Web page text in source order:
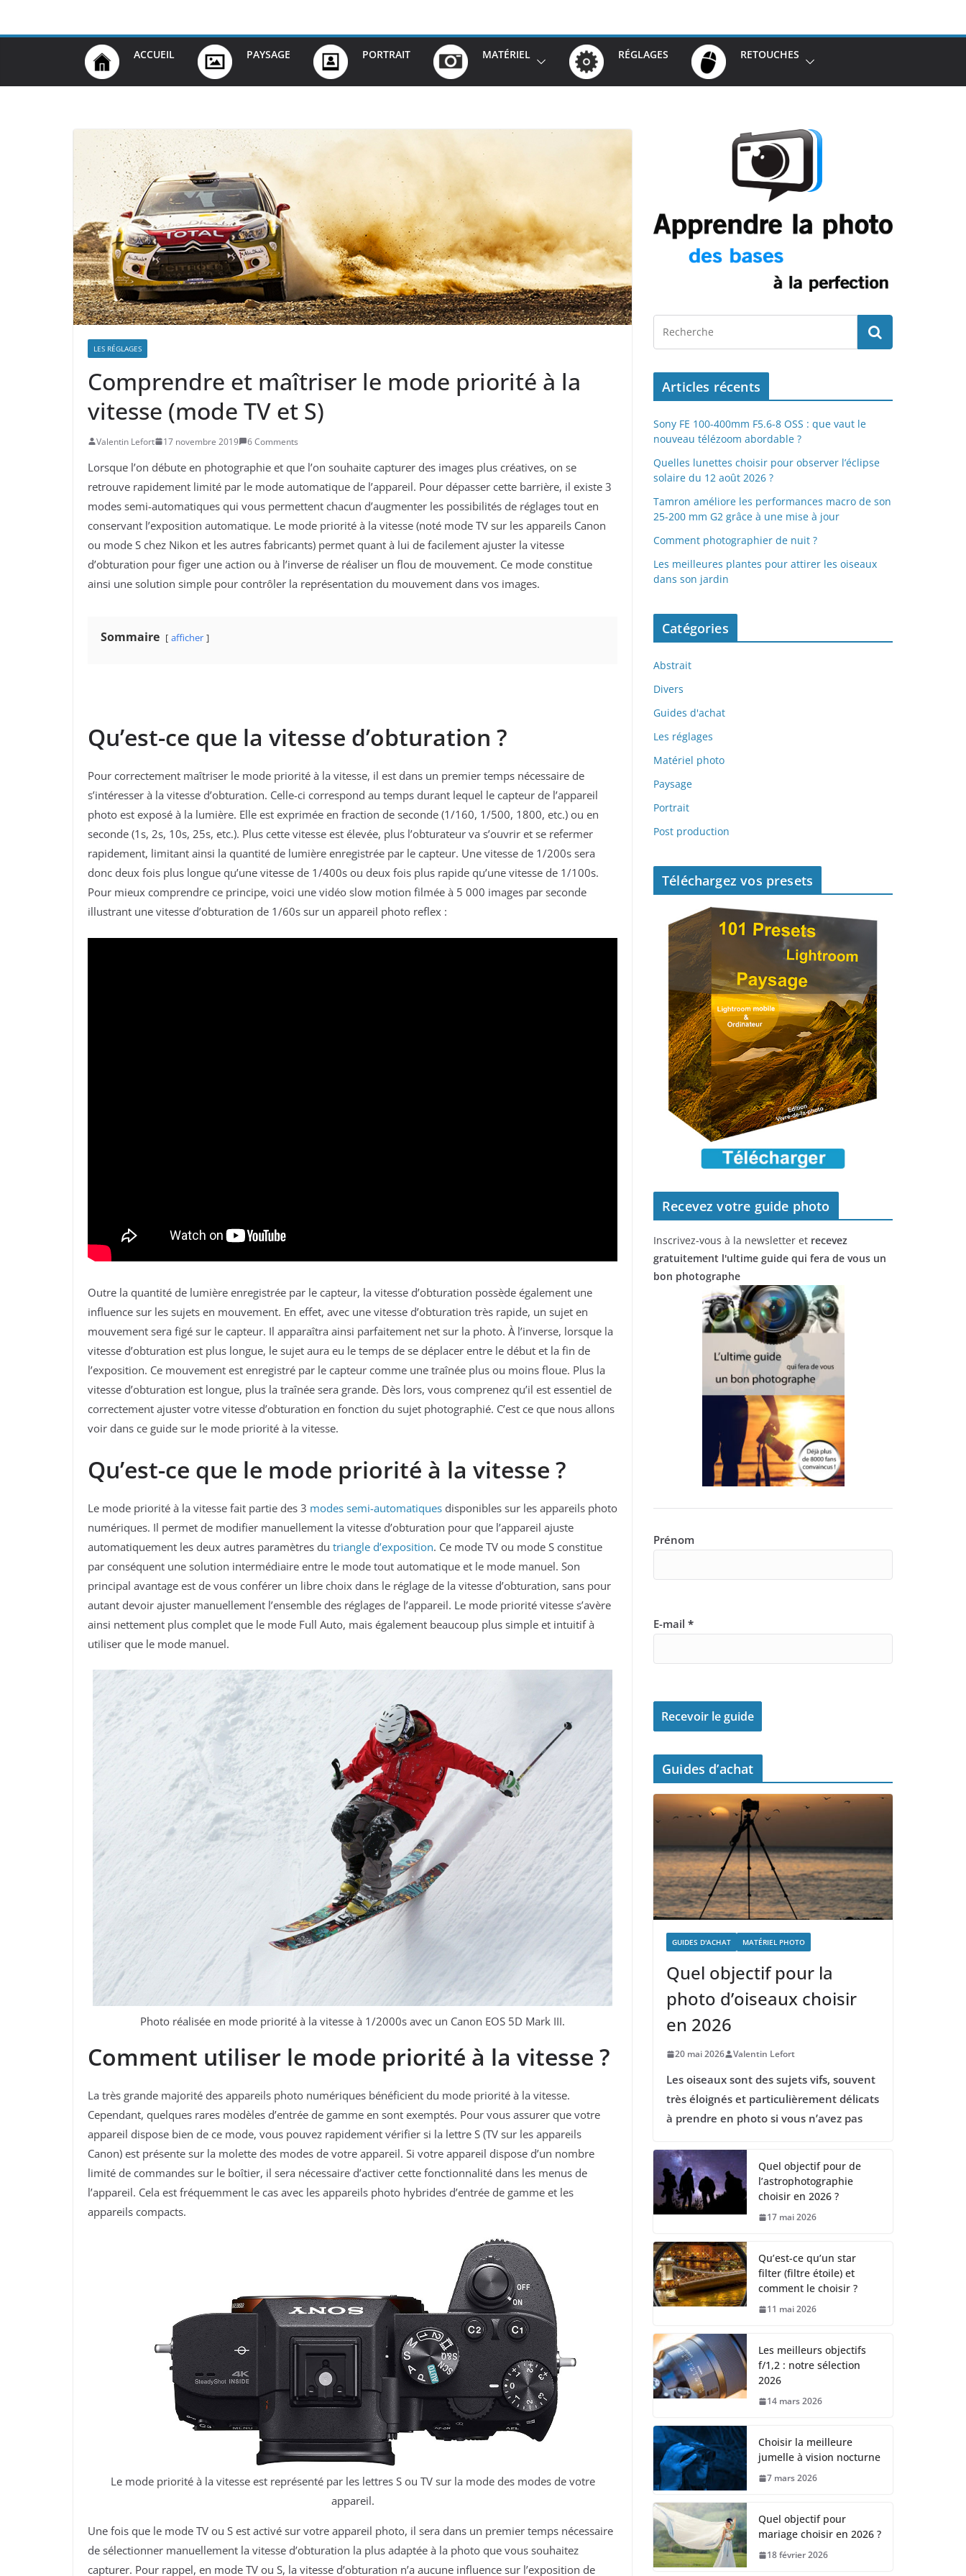
ACCUEIL PAYSAGE PORTRAIT MATÉRIEL RÉGLAGES RETOUCHES
LES RÉGLAGES
Comprendre et maîtriser le mode priorité à la
vitesse (mode TV et S)
Valentin Lefort 17 novembre 2019 6 Comments
Lorsque l’on débute en photographie et que l’on souhaite capturer des images plus créatives, on se
retrouve rapidement limité par le mode automatique de l’appareil. Pour dépasser cette barrière, il existe 3
modes semi-automatiques qui vous permettent chacun d’augmenter les possibilités de réglages tout en
conservant l’exposition automatique. Le mode priorité à la vitesse (noté mode TV sur les appareils Canon
ou mode S chez Nikon et les autres fabricants) permet quant à lui de facilement ajuster la vitesse
d’obturation pour figer une action ou à l’inverse de réaliser un flou de mouvement. Ce mode constitue
ainsi une solution simple pour contrôler la représentation du mouvement dans vos images.
Sommaire afficher
Qu’est-ce que la vitesse d’obturation ?
Pour correctement maîtriser le mode priorité à la vitesse, il est dans un premier temps nécessaire de
s’intéresser à la vitesse d’obturation. Celle-ci correspond au temps durant lequel le capteur de l’appareil
photo est exposé à la lumière. Elle est exprimée en fraction de seconde (1/160, 1/500, 1800, etc.) ou en
seconde (1s, 2s, 10s, 25s, etc.). Plus cette vitesse est élevée, plus l’obturateur va s’ouvrir et se refermer
rapidement, limitant ainsi la quantité de lumière enregistrée par le capteur. Une vitesse de 1/200s sera
donc deux fois plus longue qu’une vitesse de 1/400s ou deux fois plus rapide qu’une vitesse de 1/100s.
Pour mieux comprendre ce principe, voici une vidéo slow motion filmée à 5 000 images par seconde
illustrant une vitesse d’obturation de 1/60s sur un appareil photo reflex :
Outre la quantité de lumière enregistrée par le capteur, la vitesse d’obturation possède également une
influence sur les sujets en mouvement. En effet, avec une vitesse d’obturation très rapide, un sujet en
mouvement sera figé sur le capteur. Il apparaîtra ainsi parfaitement net sur la photo. À l’inverse, lorsque la
vitesse d’obturation est plus longue, le sujet aura eu le temps de se déplacer entre le début et la fin de
l’exposition. Ce mouvement est enregistré par le capteur comme une traînée plus ou moins floue. Plus la
vitesse d’obturation est longue, plus la traînée sera grande. Dès lors, vous comprenez qu’il est essentiel de
correctement ajuster votre vitesse d’obturation en fonction du sujet photographié. C’est ce que nous allons
voir dans ce guide sur le mode priorité à la vitesse.
Qu’est-ce que le mode priorité à la vitesse ?
Le mode priorité à la vitesse fait partie des 3 modes semi-automatiques disponibles sur les appareils photo
numériques. Il permet de modifier manuellement la vitesse d’obturation pour que l’appareil ajuste
automatiquement les deux autres paramètres du triangle d’exposition. Ce mode TV ou mode S constitue
par conséquent une solution intermédiaire entre le mode tout automatique et le mode manuel. Son
principal avantage est de vous conférer un libre choix dans le réglage de la vitesse d’obturation, sans pour
autant devoir ajuster manuellement l’ensemble des réglages de l’appareil. Le mode priorité vitesse s’avère
ainsi nettement plus complet que le mode Full Auto, mais également beaucoup plus simple et intuitif à
utiliser que le mode manuel.
Photo réalisée en mode priorité à la vitesse à 1/2000s avec un Canon EOS 5D Mark III.
Comment utiliser le mode priorité à la vitesse ?
La très grande majorité des appareils photo numériques bénéficient du mode priorité à la vitesse.
Cependant, quelques rares modèles d’entrée de gamme en sont exemptés. Pour vous assurer que votre
appareil dispose bien de ce mode, vous pouvez rapidement vérifier si la lettre S (TV sur les appareils
Canon) est présente sur la molette des modes de votre appareil. Si votre appareil dispose d’un nombre
limité de commandes sur le boîtier, il sera nécessaire d’activer cette fonctionnalité dans les menus de
l’appareil. Cela est fréquemment le cas avec les appareils photo hybrides d’entrée de gamme et les
appareils compacts.
Le mode priorité à la vitesse est représenté par les lettres S ou TV sur la mode des modes de votre
appareil.
Une fois que le mode TV ou S est activé sur votre appareil photo, il sera dans un premier temps nécessaire
de sélectionner manuellement la vitesse d’obturation la plus adaptée à la photo que vous souhaitez
capturer. Pour rappel, en mode TV ou S, la vitesse d’obturation n’a aucune influence sur l’exposition de
Articles récents
Sony FE 100-400mm F5.6-8 OSS : que vaut le
nouveau télézoom abordable ?
Quelles lunettes choisir pour observer l’éclipse
solaire du 12 août 2026 ?
Tamron améliore les performances macro de son
25-200 mm G2 grâce à une mise à jour
Comment photographier de nuit ?
Les meilleures plantes pour attirer les oiseaux
dans son jardin
Catégories
Abstrait
Divers
Guides d'achat
Les réglages
Matériel photo
Paysage
Portrait
Post production
Téléchargez vos presets
Recevez votre guide photo
Inscrivez-vous à la newsletter et recevez
gratuitement l'ultime guide qui fera de vous un
bon photographe
Prénom
E-mail *
Guides d’achat
GUIDES D'ACHAT MATÉRIEL PHOTO
Quel objectif pour la
photo d’oiseaux choisir
en 2026
20 mai 2026 Valentin Lefort
Les oiseaux sont des sujets vifs, souvent
très éloignés et particulièrement délicats
à prendre en photo si vous n’avez pas
Quel objectif pour de
l’astrophotographie
choisir en 2026 ?
17 mai 2026
Qu’est-ce qu’un star
filter (filtre étoile) et
comment le choisir ?
11 mai 2026
Les meilleurs objectifs
f/1,2 : notre sélection
2026
14 mars 2026
Choisir la meilleure
jumelle à vision nocturne
7 mars 2026
Quel objectif pour
mariage choisir en 2026 ?
18 février 2026